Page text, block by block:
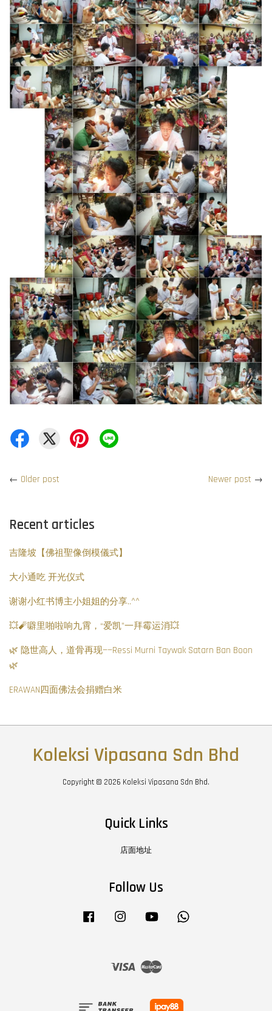
← Older post Newer post →
Recent articles
吉隆坡【佛祖聖像倒模儀式】
大小通吃 开光仪式
谢谢小红书博主小姐姐的分享..^^
💥🧨噼里啪啦响九霄，“爱凯”一拜霉运消💥
🌿 隐世高人，道骨再现——Ressi Murni Taywak Satarn Ban Boon
🌿
ERAWAN四面佛法会捐赠白米
Koleksi Vipasana Sdn Bhd
Copyright © 2026 Koleksi Vipasana Sdn Bhd.
Quick Links
店面地址
Follow Us
Facebook Instagram YouTube
Visa Master